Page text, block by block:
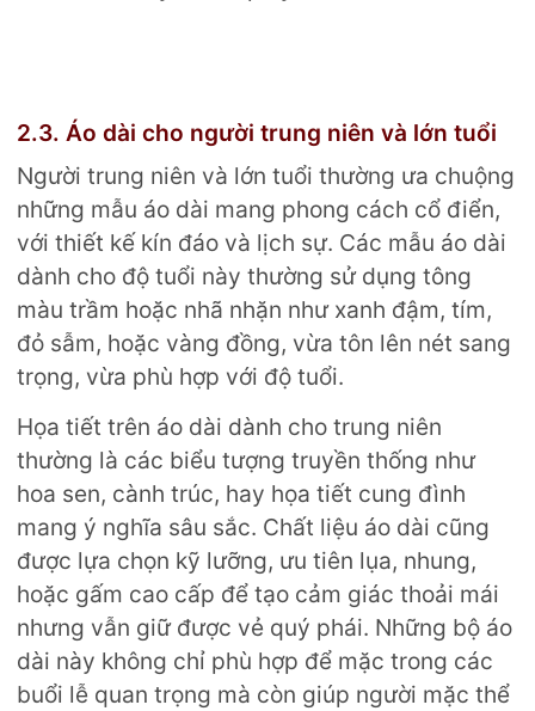
2.3. Áo dài cho người trung niên và lớn tuổi
Người trung niên và lớn tuổi thường ưa chuộng
những mẫu áo dài mang phong cách cổ điển,
với thiết kế kín đáo và lịch sự. Các mẫu áo dài
dành cho độ tuổi này thường sử dụng tông
màu trầm hoặc nhã nhặn như xanh đậm, tím,
đỏ sẫm, hoặc vàng đồng, vừa tôn lên nét sang
trọng, vừa phù hợp với độ tuổi.
Họa tiết trên áo dài dành cho trung niên
thường là các biểu tượng truyền thống như
hoa sen, cành trúc, hay họa tiết cung đình
mang ý nghĩa sâu sắc. Chất liệu áo dài cũng
được lựa chọn kỹ lưỡng, ưu tiên lụa, nhung,
hoặc gấm cao cấp để tạo cảm giác thoải mái
nhưng vẫn giữ được vẻ quý phái. Những bộ áo
dài này không chỉ phù hợp để mặc trong các
buổi lễ quan trọng mà còn giúp người mặc thể